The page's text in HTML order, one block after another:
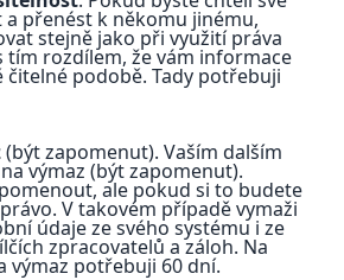
a přenést k někomu jinému,
stejně jako při využití práva
tím rozdílem, že vám informace
čitelné podobě. Tady potřebuji
(být zapomenut). Vaším dalším
výmaz (být zapomenut).
ale pokud si to budete
V takovém případě vymaži
údaje ze svého systému i ze
zpracovatelů a záloh. Na
výmaz potřebuji 60 dní.